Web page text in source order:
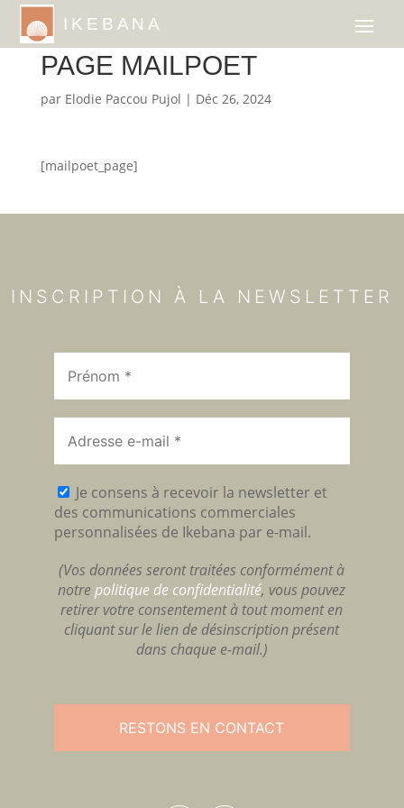
IKEBANA
PAGE MAILPOET
par Elodie Paccou Pujol | Déc 26, 2024
[mailpoet_page]
INSCRIPTION À LA NEWSLETTER
Je consens à recevoir la newsletter et
des communications commerciales
personnalisées de Ikebana par e-mail.
(Vos données seront traitées conformément à
notrepolitique de confidentialité, vous pouvez
retirer votre consentement à tout moment en
cliquant sur le lien de désinscription présent
dans chaque e-mail.)